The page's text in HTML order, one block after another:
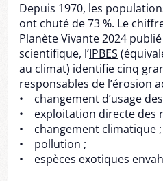
Depuis 1970, les
ont chuté de 73 %. Le
Planète Vivante 2024
scientifique, l’IPBES
au climat) identifie cinq
responsables de l’érosion
• changement d’usage
• exploitation directe des
• changement climatique ;
• pollution ;
• espèces exotiques